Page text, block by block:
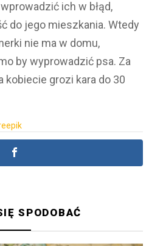
ich w błąd,
do jego mieszkania. Wtedy
nie ma w domu,
by wyprowadzić psa. Za
grozi kara do 30
SPODOBAĆ